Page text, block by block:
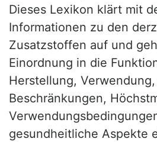
Dieses Lexikon klärt mit
Informationen zu den
Zusatzstoffen auf und
Einordnung in die
Herstellung,
Beschränkungen,
gesundheitliche Aspekte